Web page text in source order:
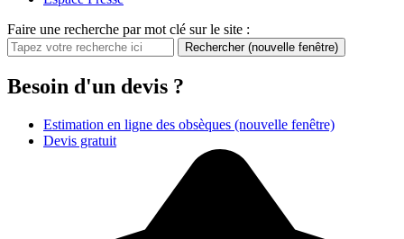
Faire une recherche par mot clé sur le site :
Rechercher (nouvelle fenêtre)
Besoin d'un devis ?
Estimation en ligne des obsèques (nouvelle fenêtre)
Devis gratuit